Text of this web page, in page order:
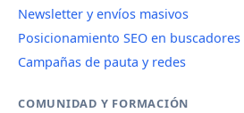
Newsletter y envíos masivos
Posicionamiento SEO en buscadores
Campañas de pauta y redes
COMUNIDAD Y FORMACIÓN